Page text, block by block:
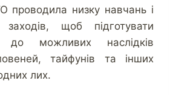
проводила низку навчань і
заходів, щоб підготувати
до можливих наслідків
тайфунів та інших
лих.